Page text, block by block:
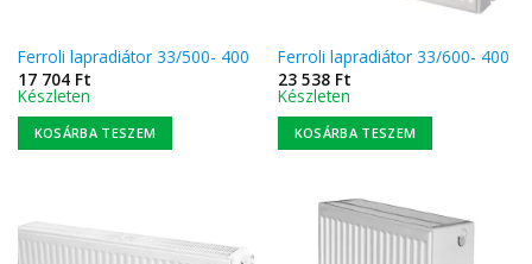
Ferroli lapradiátor 33/500- 400
17 704 Ft
Készleten
KOSÁRBA TESZEM
Ferroli lapradiátor 33/600- 400
23 538 Ft
Készleten
KOSÁRBA TESZEM